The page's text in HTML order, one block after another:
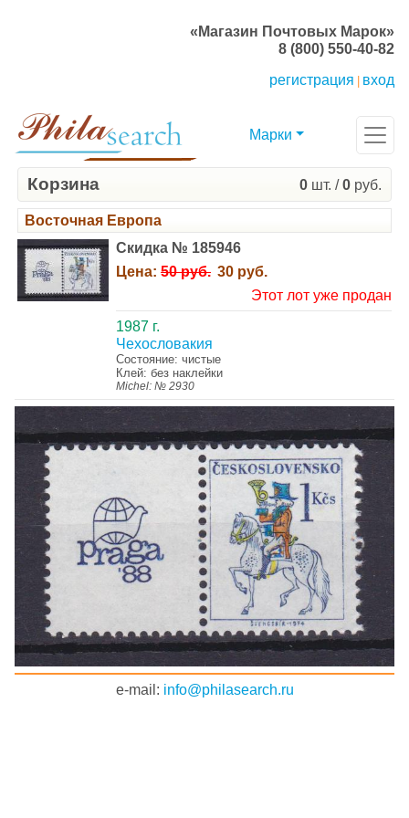
«Магазин Почтовых Марок»
8 (800) 550-40-82
регистрация
вход
Марки
Корзина 0 шт. /0 руб.
Восточная Европа
Скидка № 185946
Цена: 50 руб. 30 руб.
Этот лот уже продан
1987 г.
Чехословакия
Состояние: чистые
Клей: без наклейки
Michel: № 2930
e-mail: info@philasearch.ru